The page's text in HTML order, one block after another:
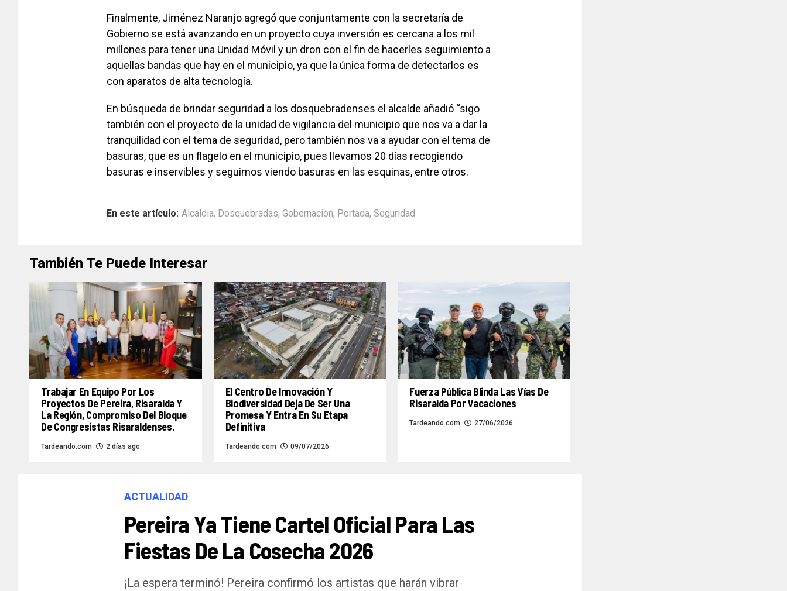
Finalmente, Jiménez Naranjo agregó que conjuntamente con la secretaría de
Gobierno se está avanzando en un proyecto cuya inversión es cercana a los mil
millones para tener una Unidad Móvil y un dron con el fin de hacerles seguimiento a
aquellas bandas que hay en el municipio, ya que la única forma de detectarlos es
con aparatos de alta tecnología.
En búsqueda de brindar seguridad a los dosquebradenses el alcalde añadió “sigo
también con el proyecto de la unidad de vigilancia del municipio que nos va a dar la
tranquilidad con el tema de seguridad, pero también nos va a ayudar con el tema de
basuras, que es un flagelo en el municipio, pues llevamos 20 días recogiendo
basuras e inservibles y seguimos viendo basuras en las esquinas, entre otros.
En este artículo: Alcaldia, Dosquebradas, Gobernacion, Portada, Seguridad
También Te Puede Interesar
Trabajar En Equipo Por Los
Proyectos De Pereira, Risaralda Y
La Región, Compromiso Del Bloque
De Congresistas Risaraldenses.
Tardeando.com 2 días ago
El Centro De Innovación Y
Biodiversidad Deja De Ser Una
Promesa Y Entra En Su Etapa
Definitiva
Tardeando.com 09/07/2026
Fuerza Pública Blinda Las Vías De
Risaralda Por Vacaciones
Tardeando.com 27/06/2026
ACTUALIDAD
Pereira Ya Tiene Cartel Oficial Para Las
Fiestas De La Cosecha 2026
¡La espera terminó! Pereira confirmó los artistas que harán vibrar